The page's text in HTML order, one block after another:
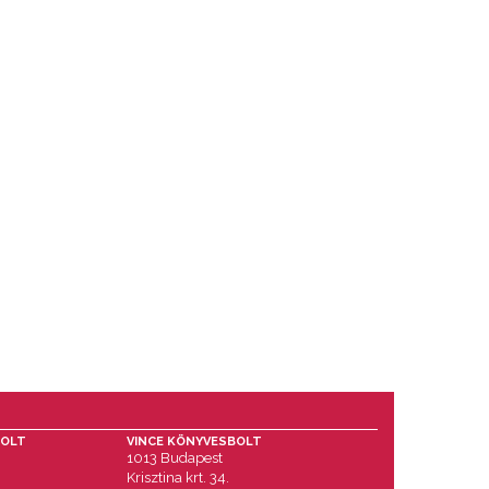
VINCE KÖNYVESBOLT
1013 Budapest
Krisztina krt. 34.